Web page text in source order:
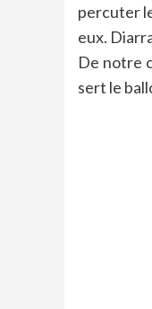
percuter
eux.
De notre
sert le